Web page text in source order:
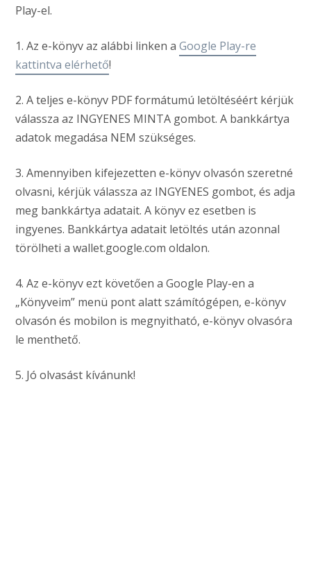
Play-el.
1. Az e-könyv az alábbi linken a Google Play-re
kattintva elérhető!
2. A teljes e-könyv PDF formátumú letöltéséért kérjük
válassza az INGYENES MINTA gombot. A bankkártya
adatok megadása NEM szükséges.
3. Amennyiben kifejezetten e-könyv olvasón szeretné
olvasni, kérjük válassza az INGYENES gombot, és adja
meg bankkártya adatait. A könyv ez esetben is
ingyenes. Bankkártya adatait letöltés után azonnal
törölheti a wallet.google.com oldalon.
4. Az e-könyv ezt követően a Google Play-en a
„Könyveim” menü pont alatt számítógépen, e-könyv
olvasón és mobilon is megnyitható, e-könyv olvasóra
le menthető.
5. Jó olvasást kívánunk!